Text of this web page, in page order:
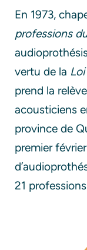
En 1973,
professions
vertu de la
prend la
acousticiens
province de
premier
21